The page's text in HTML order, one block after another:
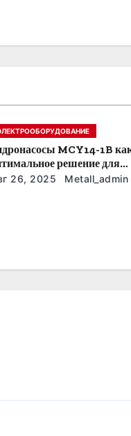
MCY14-1B
решение для
гидросистем
26, 2025 Metall_admin